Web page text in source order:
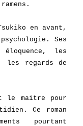
en avant,
Ses
les
les regards de
le maitre pour
Ce roman
pourtant